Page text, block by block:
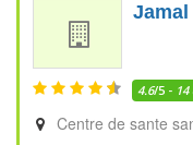
4.6/5 - 14
Centre de sante